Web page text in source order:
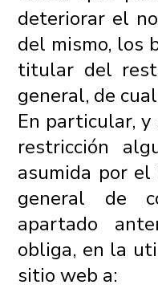
deteriorar el
del mismo, los
titular del
general, de
En particular,
restricción
asumida por el
general de
apartado
obliga, en la
sitio web a: